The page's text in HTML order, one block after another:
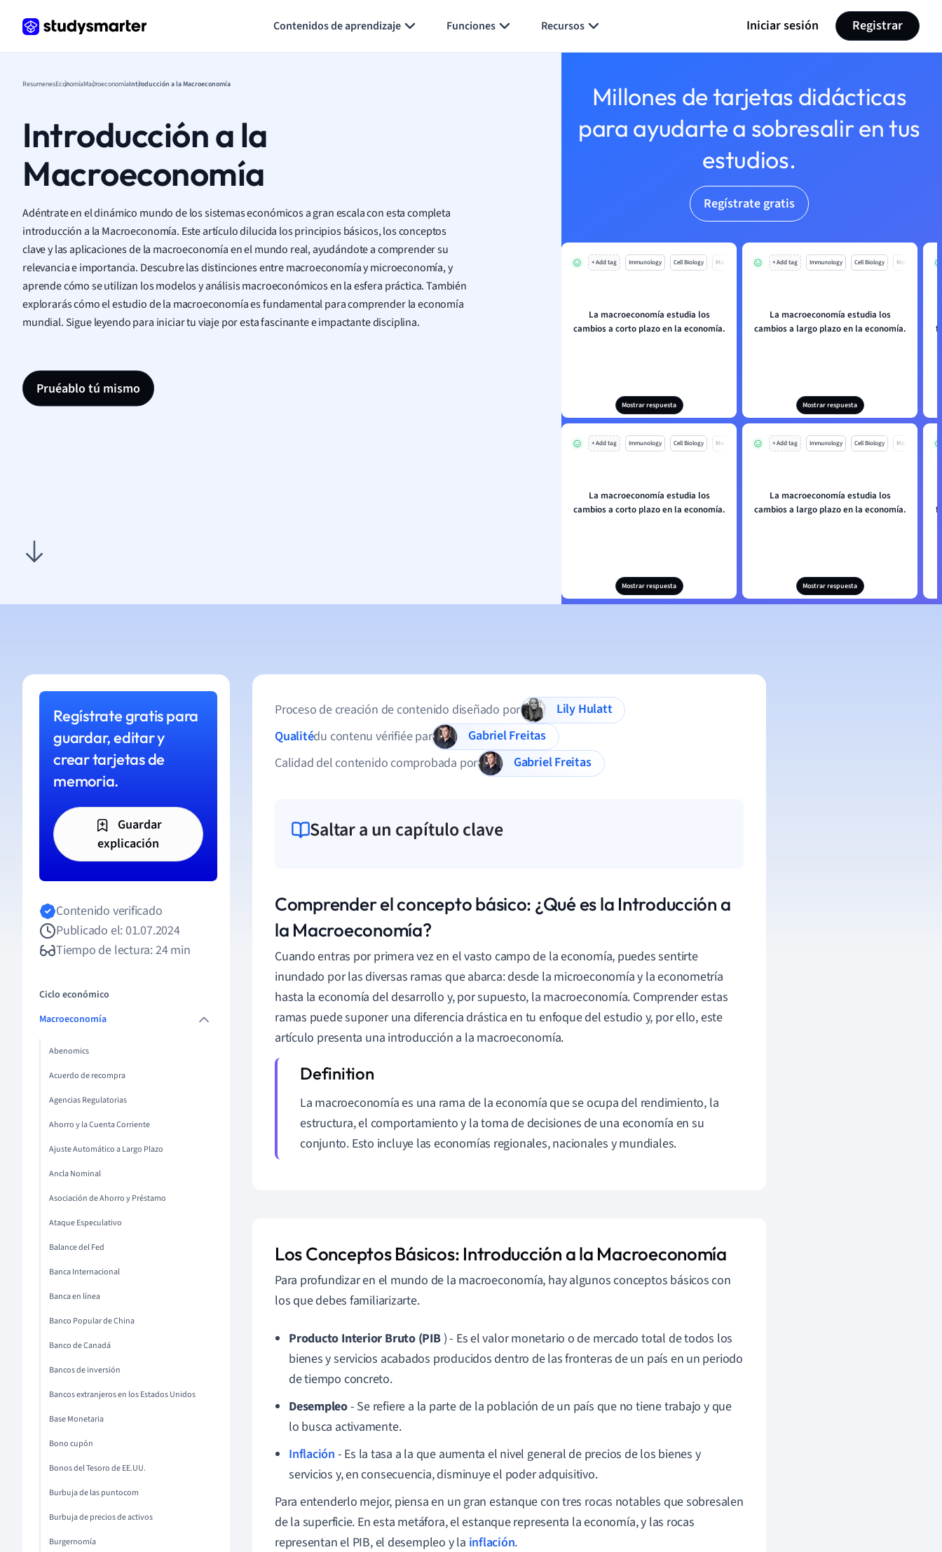
Contenidos de aprendizaje Funciones Recursos Iniciar sesión Registrar
ResumenesEconomíaMacroeconomíaIntroducción a la Macroeconomía
Introducción a la
Macroeconomía
Adéntrate en el dinámico mundo de los sistemas económicos a gran escala con esta completa
introducción a la Macroeconomía. Este artículo dilucida los principios básicos, los conceptos
clave y las aplicaciones de la macroeconomía en el mundo real, ayudándote a comprender su
relevancia e importancia. Descubre las distinciones entre macroeconomía y microeconomía, y
aprende cómo se utilizan los modelos y análisis macroeconómicos en la esfera práctica. También
explorarás cómo el estudio de la macroeconomía es fundamental para comprender la economía
mundial. Sigue leyendo para iniciar tu viaje por esta fascinante e impactante disciplina.
Pruéablo tú mismo
Millones de tarjetas didácticas
para ayudarte a sobresalir en tus
estudios.
Regístrate gratis
+ Add tag Immunology Cell Biology Mo
La macroeconomía estudia los
cambios a corto plazo en la economía.
Mostrar respuesta
+ Add tag Immunology Cell Biology Mo
La macroeconomía estudia los
cambios a largo plazo en la economía.
Mostrar respuesta
+ Add tag Immunology Cell Biology Mo
La macroeconomía estudia los
cambios a corto plazo en la economía.
Mostrar respuesta
+ Add tag Immunology Cell Biology Mo
La macroeconomía estudia los
cambios a largo plazo en la economía.
Mostrar respuesta
Regístrate gratis para
guardar, editar y
crear tarjetas de
memoria.
Guardar
explicación
Contenido verificado
Publicado el: 01.07.2024
Tiempo de lectura: 24 min
Ciclo económico
Macroeconomía
Abenomics
Acuerdo de recompra
Agencias Regulatorias
Ahorro y la Cuenta Corriente
Ajuste Automático a Largo Plazo
Ancla Nominal
Asociación de Ahorro y Préstamo
Ataque Especulativo
Balance del Fed
Banca Internacional
Banca en línea
Banco Popular de China
Banco de Canadá
Bancos de inversión
Bancos extranjeros en los Estados Unidos
Base Monetaria
Bono cupón
Bonos del Tesoro de EE.UU.
Burbuja de las puntocom
Burbuja de precios de activos
Burgernomía
Proceso de creación de contenido diseñado por
Lily Hulatt
Qualitédu contenu vérifiée par
Gabriel Freitas
Calidad del contenido comprobada por
Gabriel Freitas
Saltar a un capítulo clave
Comprender el concepto básico: ¿Qué es la Introducción a
la Macroeconomía?
Cuando entras por primera vez en el vasto campo de la economía, puedes sentirte
inundado por las diversas ramas que abarca: desde la microeconomía y la econometría
hasta la economía del desarrollo y, por supuesto, la macroeconomía. Comprender estas
ramas puede suponer una diferencia drástica en tu enfoque del estudio y, por ello, este
artículo presenta una introducción a la macroeconomía.
La macroeconomía es una rama de la economía que se ocupa del rendimiento, la
estructura, el comportamiento y la toma de decisiones de una economía en su
conjunto. Esto incluye las economías regionales, nacionales y mundiales.
Los Conceptos Básicos: Introducción a la Macroeconomía
Para profundizar en el mundo de la macroeconomía, hay algunos conceptos básicos con
los que debes familiarizarte.
Producto Interior Bruto (PIB) - Es el valor monetario o de mercado total de todos los
bienes y servicios acabados producidos dentro de las fronteras de un país en un periodo
de tiempo concreto.
Desempleo- Se refiere a la parte de la población de un país que no tiene trabajo y que
lo busca activamente.
Inflación - Es la tasa a la que aumenta el nivel general de precios de los bienes y
servicios y, en consecuencia, disminuye el poder adquisitivo.
Para entenderlo mejor, piensa en un gran estanque con tres rocas notables que sobresalen
de la superficie. En esta metáfora, el estanque representa la economía, y las rocas
representan el PIB, el desempleo y la inflación.